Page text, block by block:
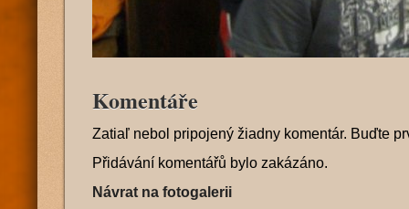
Komentáře
Zatiaľ nebol pripojený žiadny komentár. Buďte
Přidávání komentářů bylo zakázáno.
Návrat na fotogalerii